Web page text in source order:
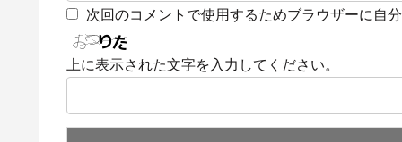
次回のコメントで使用するためブラウザーに自
上に表示された文字を入力してください。